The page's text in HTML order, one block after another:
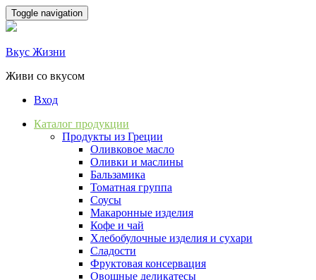
Skip
to
Toggle navigation
Вкус Жизни
Живи со вкусом
Вход
Каталог продукции
Продукты из Греции
Оливковое масло
Оливки и маслины
Бальзамика
Томатная группа
Соусы
Макаронные изделия
Кофе и чай
Хлебобулочные изделия и сухари
Сладости
Фруктовая консервация
Овощные деликатесы